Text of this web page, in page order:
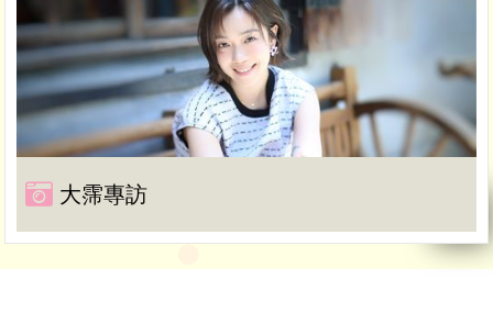
大霈專訪